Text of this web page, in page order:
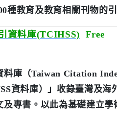
種教育及教育相關刊物的
資料庫(TCIHSS) Free
料庫（Taiwan Citation
資料庫）」收錄臺灣及海
專書。以此為基礎建立學